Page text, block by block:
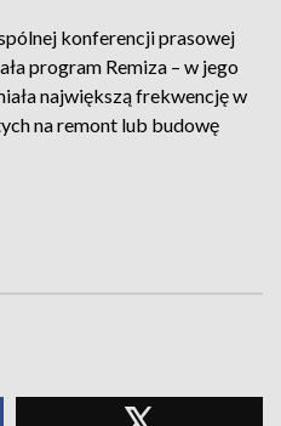
konferencji prasowej
program Remiza – w jego
największą frekwencję w
na remont lub budowę